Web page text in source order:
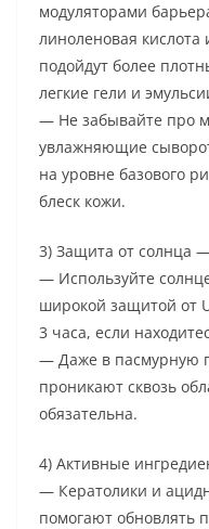
модуляторами
линоленовая
подойдут более
легкие гели и
— Не забывайте про
увлажняющие
на уровне базового
блеск кожи.
3) Защита от солнца
— Используйте
широкой защитой от
3 часа, если
— Даже в пасмурную
проникают сквозь
обязательна.
4) Активные
— Кератолики и
помогают обновлять